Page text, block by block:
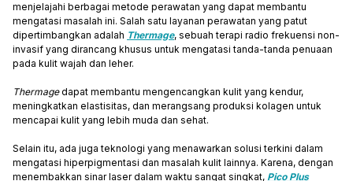
menjelajahi berbagai metode perawatan yang dapat membantu
mengatasi masalah ini. Salah satu layanan perawatan yang patut
dipertimbangkan adalah Thermage, sebuah terapi radio frekuensi non-
invasif yang dirancang khusus untuk mengatasi tanda-tanda penuaan
pada kulit wajah dan leher.
Thermagedapat membantu mengencangkan kulit yang kendur,
meningkatkan elastisitas, dan merangsang produksi kolagen untuk
mencapai kulit yang lebih muda dan sehat.
Selain itu, ada juga teknologi yang menawarkan solusi terkini dalam
mengatasi hiperpigmentasi dan masalah kulit lainnya. Karena, dengan
menembakkan sinar laser dalam waktu sangat singkat, Pico Plus